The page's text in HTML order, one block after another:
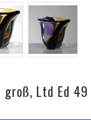
groß, Ltd Ed 49